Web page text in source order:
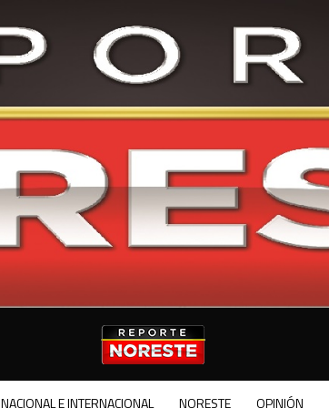
NACIONAL E INTERNACIONAL NORESTE OPINIÓN